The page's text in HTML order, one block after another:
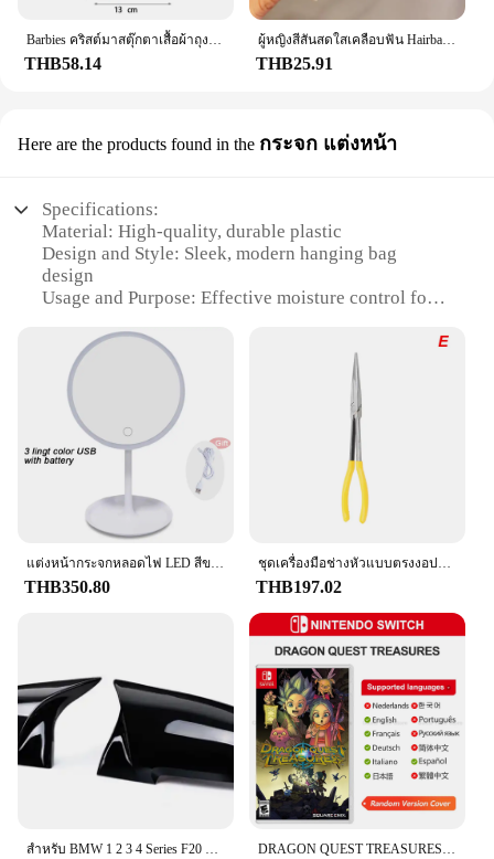
Barbies คริสต์มาสตุ๊กตาเสื้อผ้าถุงนอนชุดนอนผ้านิ่มอุปกรณ์เสริมตุ๊กตาเสื้อผ้าสำหรับตุ๊กตาบาร์บี้และตุ๊กตา1/6 BJD Blythe ตุ๊กตาของเล่นเด็กหญิง
THB58.14
ผู้หญิงสีสันสดใสเคลือบฟัน Hairbands หักการตกแต่งแถบคาดศีรษะกลางแจ้งผม Hoop Headwear แฟชั่นอุปกรณ์เสริมผม
THB25.91
Here are the products found in the กระจก แต่งหน้า
Specifications:
Material: High-quality, durable plastic
Design and Style: Sleek, modern hanging bag
design
Usage and Purpose: Effective moisture control for
Typical Adaptive Scenario: Ideal for closets, storage
rooms, and other damp areas
Shape or Size or Weight or Quantity: Compact and
lightweight, easy to hang
Performance and Property: Contains DampRid
moisture absorbing crystals
Features:
|Vendors|
**Efficient Moisture Control**
The DampRid Hanging Bag is an essential tool for
enclosed space. Its design incorporates DampRid's
renowned moisture absorbing crystals, which work
tirelessly to absorb excess moisture and prevent the
growth of mold and mildew. Whether you're dealing
with dampness in your closet, storage room, or any
other area prone to moisture, this hanging bag is the
perfect solution. Its compact size and lightweight
construction make it easy to hang and move around,
ensuring that you can tackle moisture issues
แต่งหน้ากระจกหลอดไฟ LED สีขาว Daylight กระจกเงาโต๊ะเครื่องแป้งที่ถอดออกได้/ฐานจัดเก็บข้อมูล3โหมดกระจก Light ของขวัญ USB สาย
THB350.80
ชุดเครื่องมือช่างหัวแบบตรงงอปากแหลมพิเศษแบบ DIY คลิปประแจอุปกรณ์กำจัดด้วยมือชุดดูแลรถยนต์อุปกรณ์เสริมรถยนต์
THB197.02
สําหรับ BMW 1 2 3 4 Series F20 F30 F31 F32 F36 2012 - UP 320i 328i 330d 335i M3 M4 ดูเปลี่ยนสไตล์คาร์บอนไฟเบอร์ฝาครอบกระจก DRAGON QUEST TREASURES ข้อเสนอเกม Nintendo Switch 100% Original การ์ดเกมทางกายภาพ RPG Action ประเภทสําหรับสวิทช์ OLED Lite